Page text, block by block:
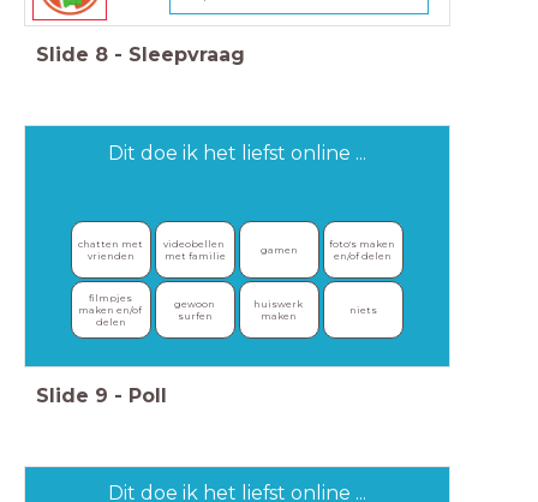
Slide 8 - Sleepvraag
Dit doe ik het liefst online ...
chatten met
vrienden
videobellen
met familie
gamen
foto's maken
en/of delen
filmpjes
maken en/of
delen
gewoon
surfen
huiswerk
maken
niets
Slide 9 - Poll
Dit doe ik het liefst online ...